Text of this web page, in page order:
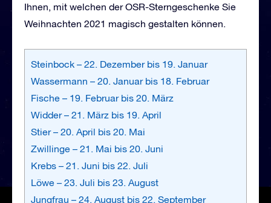
Ihnen, mit welchen der OSR-Sterngeschenke Sie
Weihnachten 2021 magisch gestalten können.
Steinbock – 22. Dezember bis 19. Januar
Wassermann – 20. Januar bis 18. Februar
Fische – 19. Februar bis 20. März
Widder – 21. März bis 19. April
Stier – 20. April bis 20. Mai
Zwillinge – 21. Mai bis 20. Juni
Krebs – 21. Juni bis 22. Juli
Löwe – 23. Juli bis 23. August
Jungfrau – 24. August bis 22. September